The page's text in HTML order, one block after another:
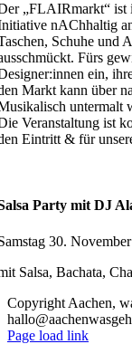
„FLAIRmarkt“ ist
nAChhaltig
Schuhe und
Fürs
ein,
Markt kann über
untermalt
Veranstaltung ist
Eintritt & für
Party mit DJ
30.
Salsa, Bachata,
Copyright Aachen,
Instagram
LinkedIn
Tiktok
YouTube
Page load link